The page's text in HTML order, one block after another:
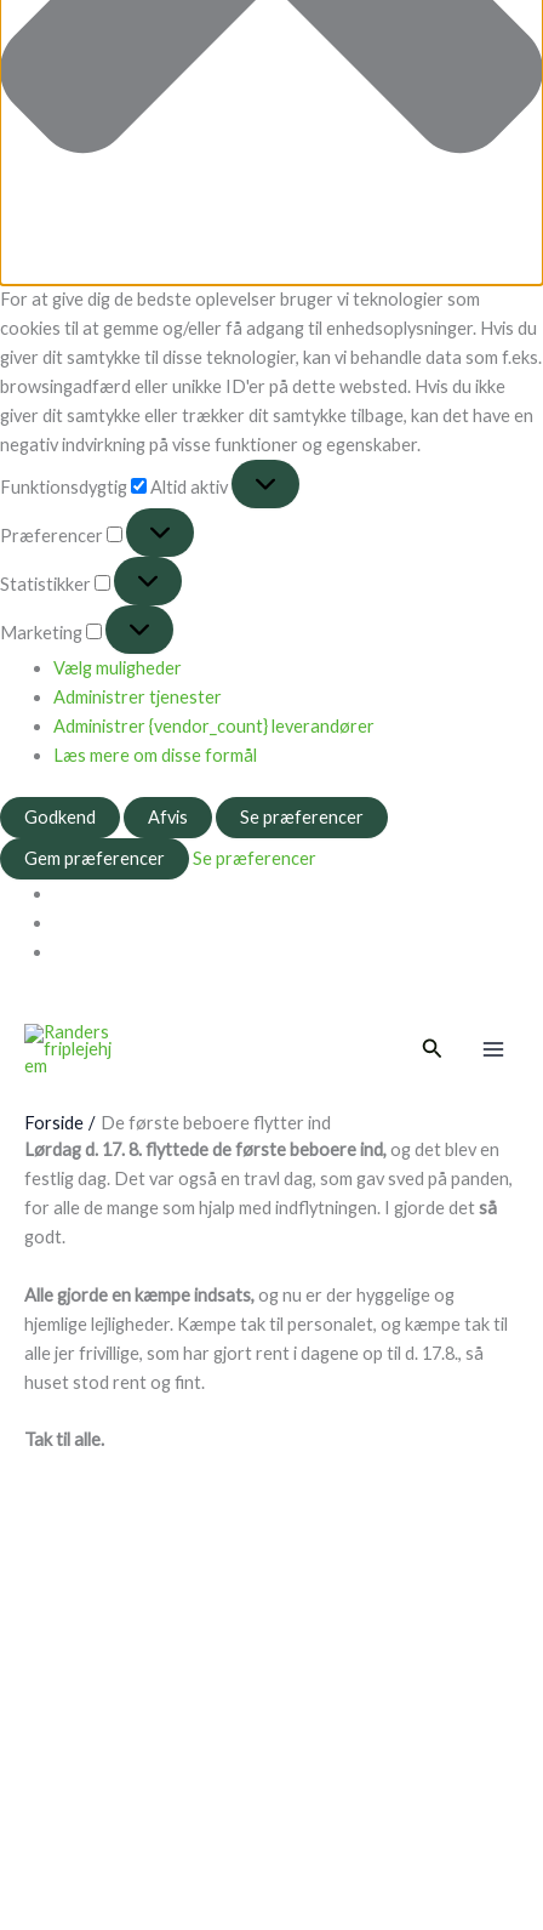
For at give dig de bedste oplevelser bruger vi teknologier som
cookies til at gemme og/eller få adgang til enhedsoplysninger. Hvis du
giver dit samtykke til disse teknologier, kan vi behandle data som f.eks.
browsingadfærd eller unikke ID'er på dette websted. Hvis du ikke
giver dit samtykke eller trækker dit samtykke tilbage, kan det have en
negativ indvirkning på visse funktioner og egenskaber.
Funktionsdygtig Altid aktiv
Præferencer
Statistikker
Marketing
Vælg muligheder
Administrer tjenester
Administrer {vendor_count} leverandører
Læs mere om disse formål
Godkend Afvis
Se præferencer
Gem præferencer
Se præferencer
Søg
Forside
De første beboere flytter ind
Lørdag d. 17. 8. flyttede de første beboere ind,og det blev en
festlig dag. Det var også en travl dag, som gav sved på panden,
for alle de mange som hjalp med indflytningen. I gjorde detså
godt.
Alle gjorde en kæmpe indsats,og nu er der hyggelige og
hjemlige lejligheder. Kæmpe tak til personalet, og kæmpe tak til
alle jer frivillige, som har gjort rent i dagene op til d. 17.8., så
huset stod rent og fint.
Tak til alle.